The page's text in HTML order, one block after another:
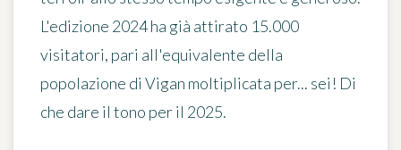
L'edizione 2024 ha già attirato 15.000
visitatori, pari all'equivalente della
popolazione di Vigan moltiplicata per... sei! Di
che dare il tono per il 2025.